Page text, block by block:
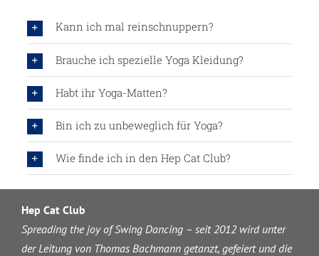
Kann ich mal reinschnuppern?
Brauche ich spezielle Yoga Kleidung?
Habt ihr Yoga-Matten?
Bin ich zu unbeweglich für Yoga?
Wie finde ich in den Hep Cat Club?
Hep Cat Club
Spreading the joy of Swing Dancing – seit 2012 wird unter
der Leitung von Thomas Bachmann getanzt, gefeiert und die